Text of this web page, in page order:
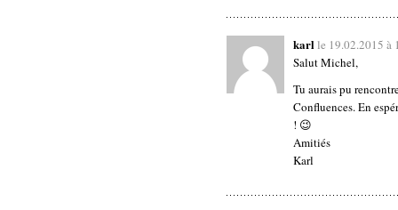
karlle 19.02.2015 à
Salut Michel,
Tu aurais pu
Confluences. En
! 😉
Amitiés
Karl